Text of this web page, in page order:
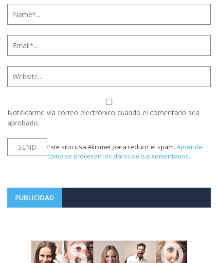
Notificarme vía correo electrónico cuando el comentario sea
aprobado.
Este sitio usa Akismet para reducir el spam. Aprende
cómo se procesan los datos de tus comentarios.
PUBLICIDAD